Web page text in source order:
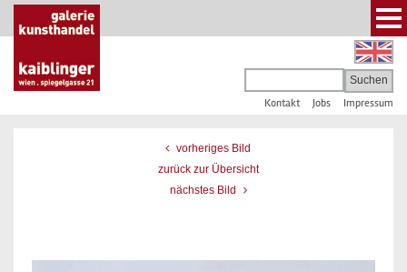
Kontakt Jobs Impressum
vorheriges Bild
zurück zur Übersicht
nächstes Bild